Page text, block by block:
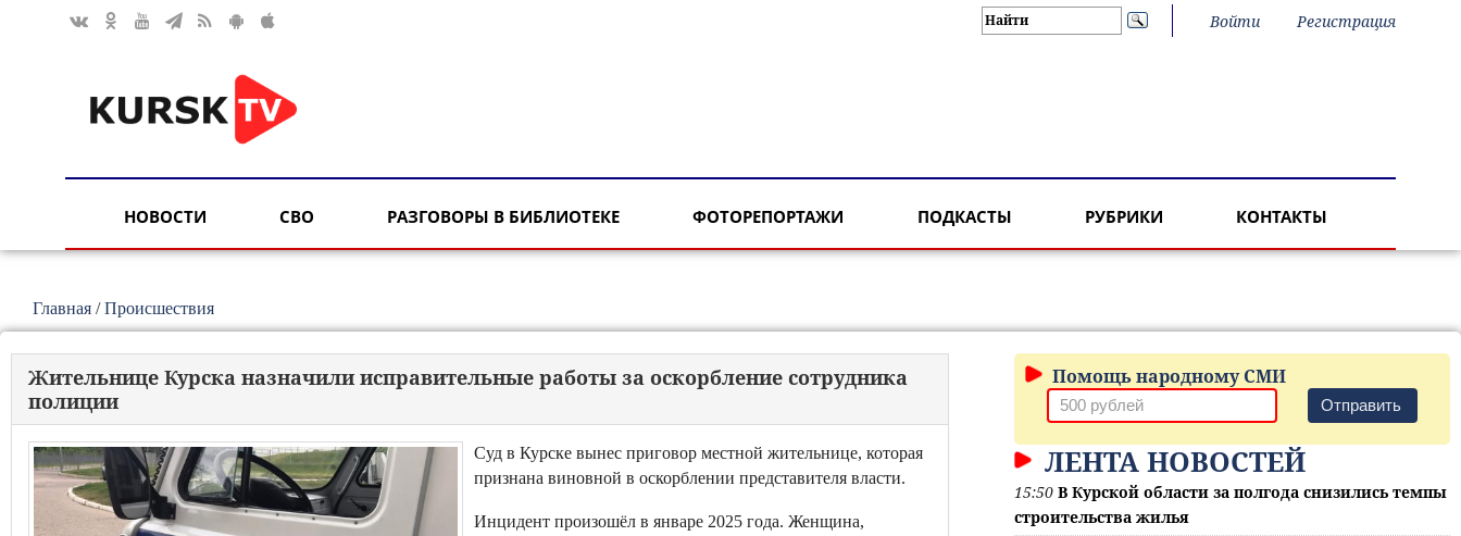
Войти Регистрация
НОВОСТИ СВО РАЗГОВОРЫ В БИБЛИОТЕКЕ ФОТОРЕПОРТАЖИ ПОДКАСТЫ РУБРИКИ КОНТАКТЫ
Главная /Происшествия
Жительнице Курска назначили исправительные работы за оскорбление сотрудника
полиции
Суд в Курске вынес приговор местной жительнице, которая
признана виновной в оскорблении представителя власти.
Инцидент произошёл в январе 2025 года. Женщина,
Помощь народному СМИ
Отправить
ЛЕНТА НОВОСТЕЙ
15:50 В Курской области за полгода снизились темпы
строительства жилья